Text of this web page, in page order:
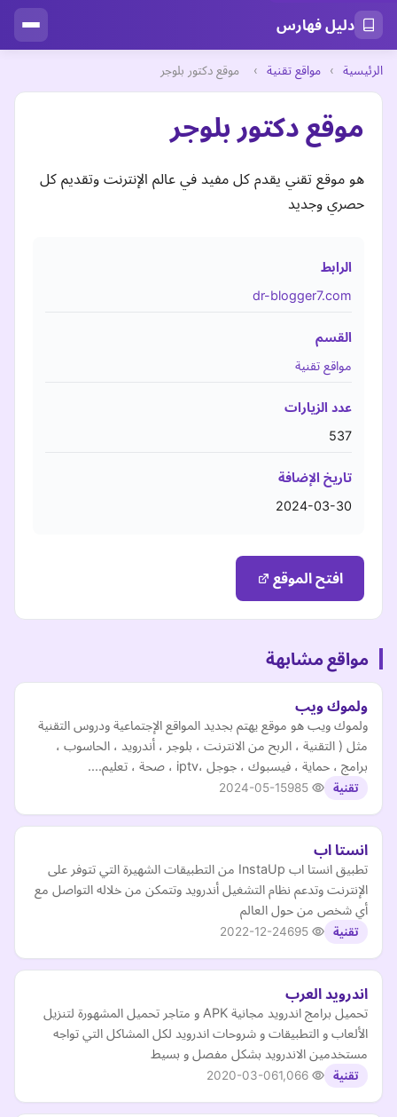
دليل فهارس
الرئيسية › مواقع تقنية › موقع دكتور بلوجر
موقع دكتور بلوجر
هو موقع تقني يقدم كل مفيد في عالم الإنترنت وتقديم كل
حصري وجديد
الرابط
dr-blogger7.com
القسم
مواقع تقنية
عدد الزيارات
537
تاريخ الإضافة
2024-03-30
افتح الموقع
مواقع مشابهة
ولموك ويب
ولموك ويب هو موقع يهتم بجديد المواقع الإجتماعية ودروس التقنية
مثل ( التقنية ، الربح من الانترنت ، بلوجر ، أندرويد ، الحاسوب ،
برامج ، حماية ، فيسبوك ، جوجل ،iptv ، صحة ، تعليم....
تقنية 2024-05-15
انستا اب
تطبيق انستا اب InstaUp من التطبيقات الشهيرة التي تتوفر على
الإنترنت وتدعم نظام التشغيل أندرويد وتتمكن من خلاله التواصل مع
أي شخص من حول العالم
تقنية 2022-12-24
اندرويد العرب
تحميل برامج اندرويد مجانية APK و متاجر تحميل المشهورة لتنزيل
الألعاب و التطبيقات و شروحات اندرويد لكل المشاكل التي تواجه
مستخدمين الاندرويد بشكل مفصل و بسيط
تقنية 2020-03-06